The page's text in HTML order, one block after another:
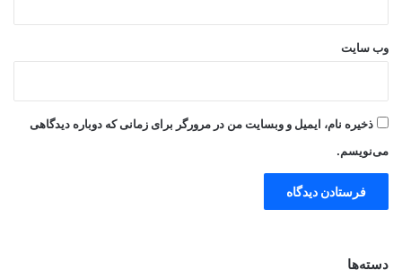
وب‌ سایت
ذخیره نام، ایمیل و وبسایت من در مرورگر برای زمانی که دوباره دیدگاهی
می‌نویسم.
دسته‌ها